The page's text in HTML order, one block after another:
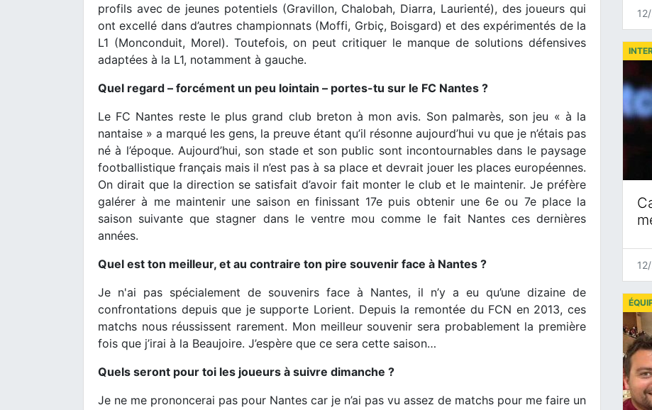
profils avec de jeunes potentiels (Gravillon, Chalobah, Diarra, Laurienté), des joueurs qui
ont excellé dans d’autres championnats (Moffi, Grbiç, Boisgard) et des expérimentés de la
L1 (Monconduit, Morel). Toutefois, on peut critiquer le manque de solutions défensives
adaptées à la L1, notamment à gauche.
Quel regard – forcément un peu lointain – portes-tu sur le FC Nantes ?
Le FC Nantes reste le plus grand club breton à mon avis. Son palmarès, son jeu « à la
nantaise » a marqué les gens, la preuve étant qu’il résonne aujourd’hui vu que je n’étais pas
né à l’époque. Aujourd’hui, son stade et son public sont incontournables dans le paysage
footballistique français mais il n’est pas à sa place et devrait jouer les places européennes.
On dirait que la direction se satisfait d’avoir fait monter le club et le maintenir. Je préfère
galérer à me maintenir une saison en finissant 17e puis obtenir une 6e ou 7e place la
saison suivante que stagner dans le ventre mou comme le fait Nantes ces dernières
années.
Quel est ton meilleur, et au contraire ton pire souvenir face à Nantes ?
Je n'ai pas spécialement de souvenirs face à Nantes, il n’y a eu qu’une dizaine de
confrontations depuis que je supporte Lorient. Depuis la remontée du FCN en 2013, ces
matchs nous réussissent rarement. Mon meilleur souvenir sera probablement la première
fois que j’irai à la Beaujoire. J’espère que ce sera cette saison…
Quels seront pour toi les joueurs à suivre dimanche ?
Je ne me prononcerai pas pour Nantes car je n’ai pas vu assez de matchs pour me faire un